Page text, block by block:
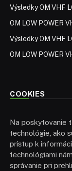
Výsledky OM VHF
OM LOW POWER
Výsledky OM VHF
OM LOW POWER
COOKIES
Na poskytovanie
technológie, ako
prístup k
technológiami
správanie pri